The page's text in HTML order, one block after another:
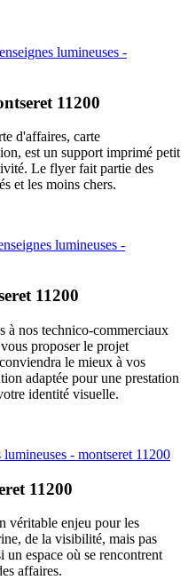
11200
d'affaires, carte
est un support imprimé petit
Le flyer fait partie des
et les moins chers.
11200
à nos technico-commerciaux
proposer le projet
le mieux à vos
adaptée pour une prestation
identité visuelle.
11200
véritable enjeu pour les
de la visibilité, mais pas
un espace où se rencontrent
affaires.